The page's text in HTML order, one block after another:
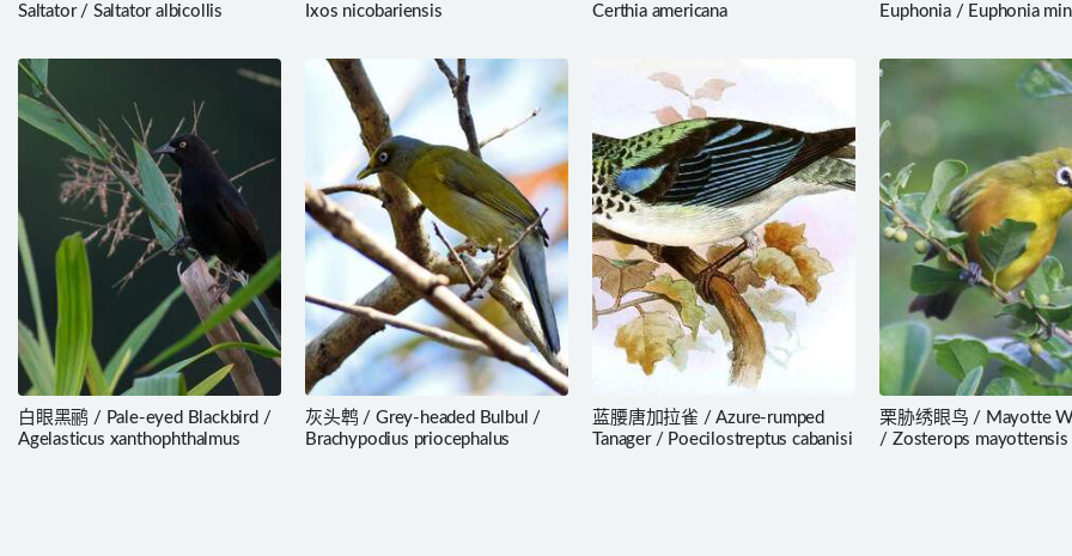
Saltator / Saltator albicollis
Ixos nicobariensis
Certhia americana
Euphonia / Euphonia
白眼黑鹂 / Pale-eyed Blackbird /
Agelasticus xanthophthalmus
灰头鹎 / Grey-headed Bulbul /
Brachypodius priocephalus
蓝腰唐加拉雀 / Azure-rumped
Tanager / Poecilostreptus cabanisi
栗胁绣眼鸟 / Mayotte
/ Zosterops mayottensis